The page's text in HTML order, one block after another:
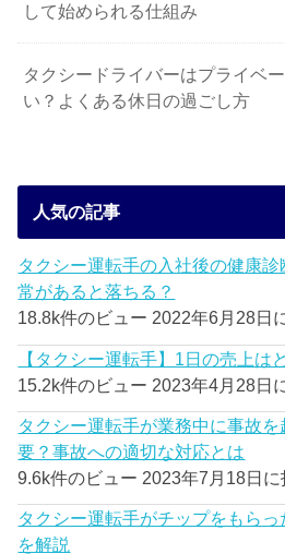
して始められる仕組み
タクシードライバーはプライベ
い？よくある休日の過ごし方
人気の記事
タクシー運転手の入社後の健康
常があると落ちる？
18.8k件のビュー 2022年6月28日
【タクシー運転手】1日の売上は
15.2k件のビュー 2023年4月28日
タクシー運転手が業務中に事故
要？事故への適切な対応とは
9.6k件のビュー 2023年7月18日に
タクシー運転手がチップをもら
を解説